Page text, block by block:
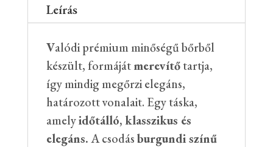
Leírás
Valódi prémium minőségű bőrből
készült, formájátmerevítőtartja,
így mindig megőrzi elegáns,
határozott vonalait. Egy táska,
amelyidőtálló, klasszikus és
elegáns.A csodásburgundi színű